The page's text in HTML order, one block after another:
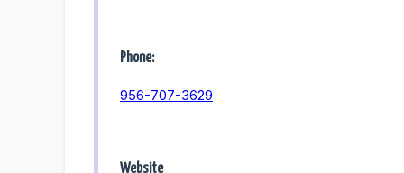
Phone:
956-707-3629
Website